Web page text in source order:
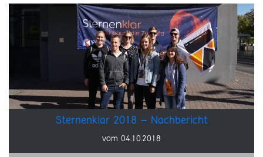
Sternenklar 2018 – Nachbericht
vom 04.10.2018